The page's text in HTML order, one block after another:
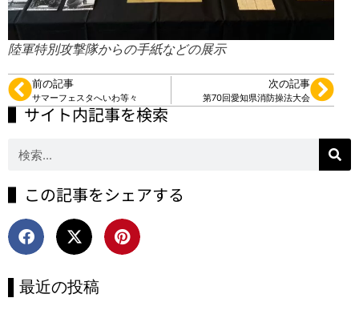
陸軍特別攻撃隊からの手紙などの展示
前の記事
サマーフェスタへいわ等々
次の記事
第70回愛知県消防操法大会
▌サイト内記事を検索
▌この記事をシェアする
▌最近の投稿